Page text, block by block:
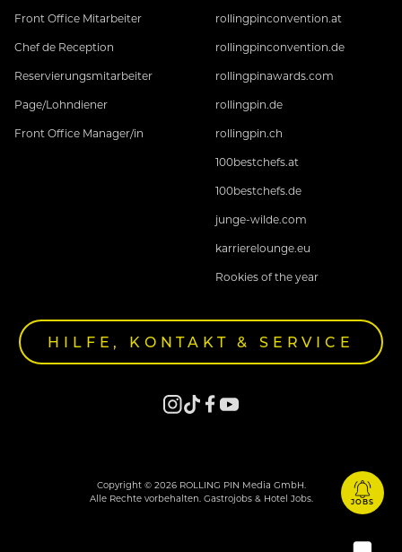
Front Office Mitarbeiter
Chef de Reception
Reservierungsmitarbeiter
Page/Lohndiener
Front Office Manager/in
rollingpinconvention.at
rollingpinconvention.de
rollingpinawards.com
rollingpin.de
rollingpin.ch
100bestchefs.at
100bestchefs.de
junge-wilde.com
karrierelounge.eu
Rookies of the year
HILFE, KONTAKT & SERVICE
Copyright © 2026 ROLLING PIN Media GmbH.
Alle Rechte vorbehalten. Gastrojobs & Hotel Jobs.
JOBS